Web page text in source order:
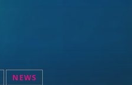
NEWS